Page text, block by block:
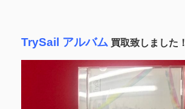
TrySail アルバム 買取致しました！